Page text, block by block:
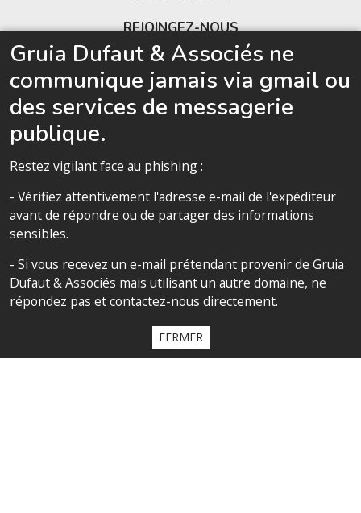
Accueil
Compétences
REJOINGEZ-NOUS
Candidature spontanée
Dernières annonces
Nous recrutons de jeunes avocats d’affaires prêts
SUIVEZ NOUS
Gruia Dufaut & Associés ne
communique jamais via gmail ou
des services de messagerie
publique.
Restez vigilant face au phishing :
- Vérifiez attentivement l'adresse e-mail de l'expéditeur
avant de répondre ou de partager des informations
sensibles.
- Si vous recevez un e-mail prétendant provenir de Gruia
Dufaut & Associés mais utilisant un autre domaine, ne
répondez pas et contactez-nous directement.
FERMER